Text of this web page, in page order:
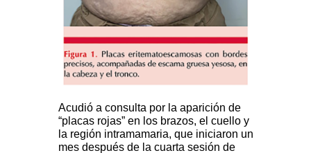
Acudió a consulta por la aparición de
“placas rojas” en los brazos, el cuello y
la región intramamaria, que iniciaron un
mes después de la cuarta sesión de